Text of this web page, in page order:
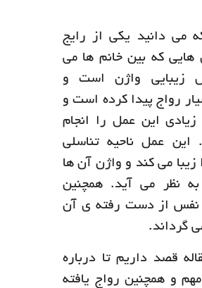
می دانید یکی از رایج
هایی که بین خانم ها می
زیبایی واژن است و
رواج پیدا کرده است و
زیادی این عمل را انجام
این عمل ناحیه تناسلی
زیبا می کند و واژن آن ها
نظر می آید. همچنین
نفس از دست رفته ی آن
گرداند.
قصد داریم تا درباره
و همچنین رواج یافته